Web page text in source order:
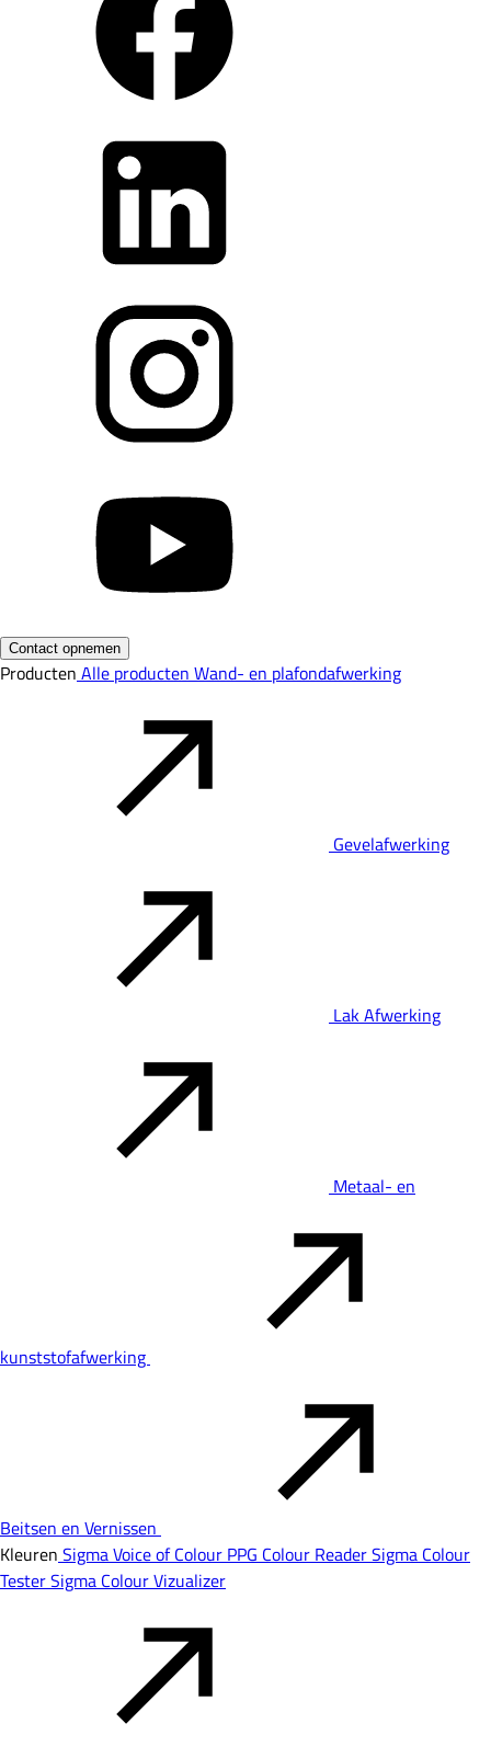
Contact opnemen
Producten Alle producten Wand- en plafondafwerking
Gevelafwerking
Lak Afwerking
Metaal- en
kunststofafwerking
Beitsen en Vernissen
Kleuren Sigma Voice of Colour PPG Colour ReaderSigma Colour
TesterSigma Colour Vizualizer